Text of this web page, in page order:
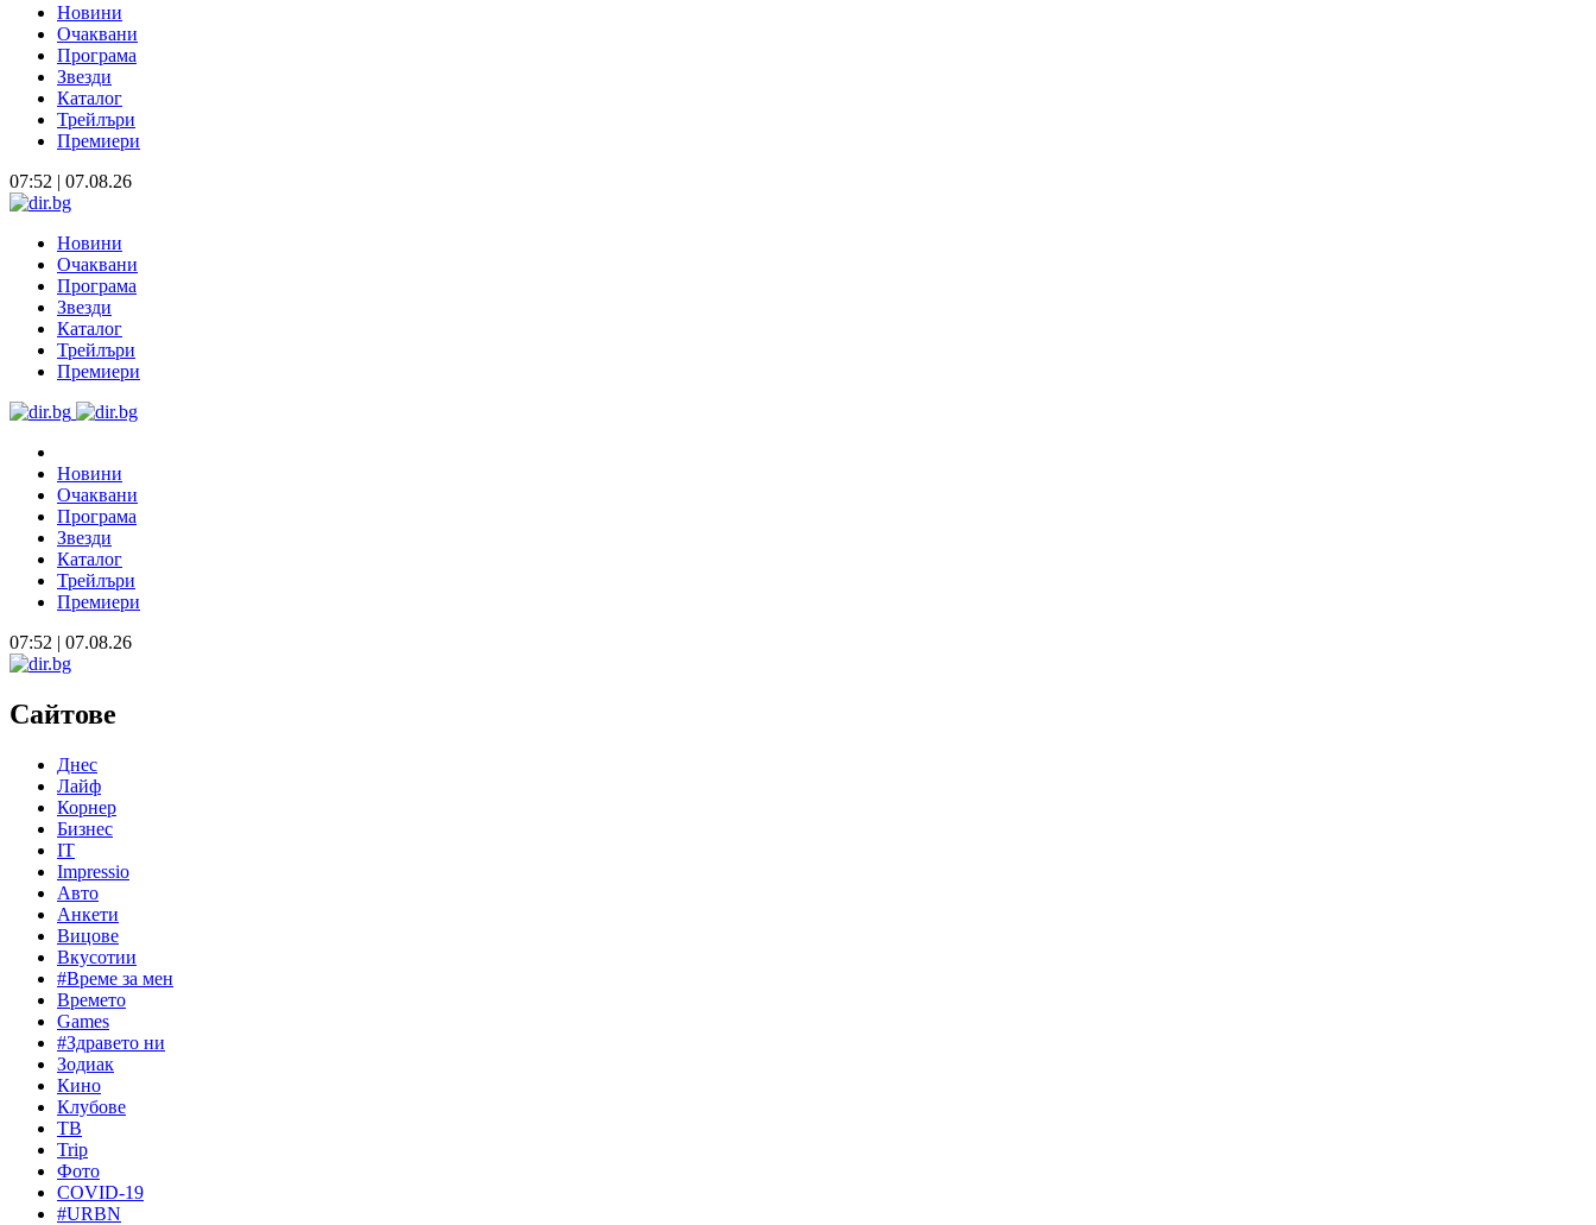
Новини
Очаквани
Програма
Звезди
Каталог
Трейлъри
Премиери
07:52 | 07.08.26
Новини
Очаквани
Програма
Звезди
Каталог
Трейлъри
Премиери
Новини
Очаквани
Програма
Звезди
Каталог
Трейлъри
Премиери
07:52 | 07.08.26
Сайтове
Днес
Лайф
Корнер
Бизнес
IT
Impressio
Авто
Анкети
Вицове
Вкусотии
#Време за мен
Времето
Games
#Здравето ни
Зодиак
Кино
Клубове
ТВ
Trip
Фото
COVID-19
#URBN